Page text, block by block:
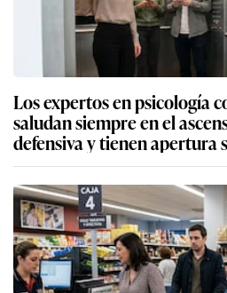
Los expertos en psicología
saludan siempre en el
defensiva y tienen apertura